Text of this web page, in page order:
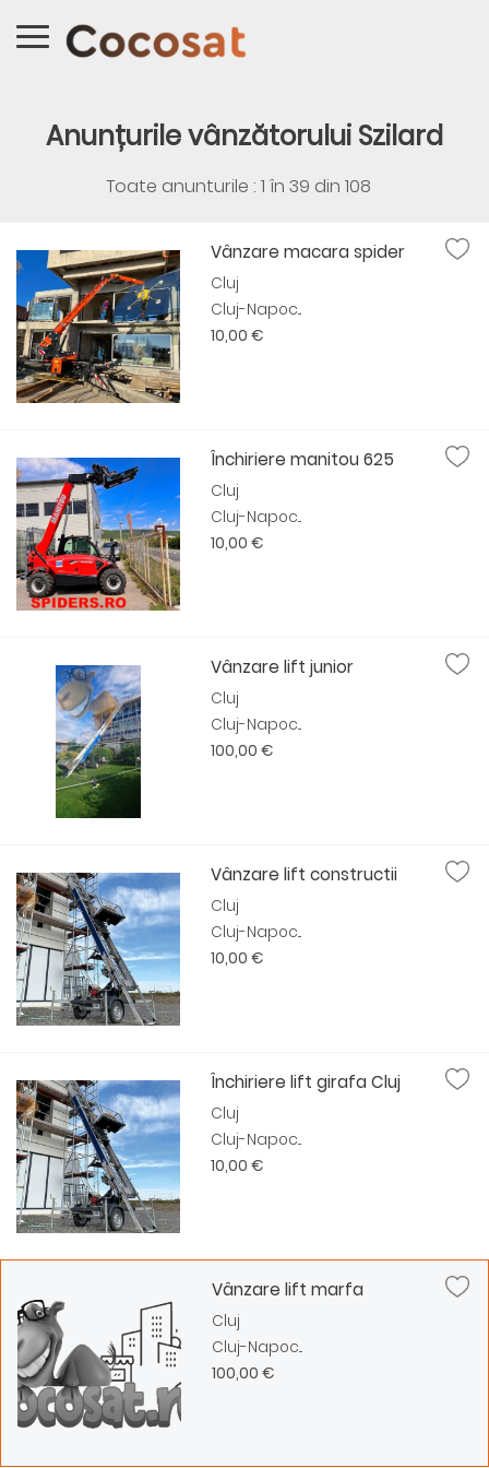
Anunțurile vânzătorului Szilard
Toate anunturile : 1 în39 din108
Vânzare macara spider
Cluj
Cluj-Napoc...
10,00 €
Închiriere manitou 625
Cluj
Cluj-Napoc...
10,00 €
Vânzare lift junior
Cluj
Cluj-Napoc...
100,00 €
Vânzare lift constructii
Cluj
Cluj-Napoc...
10,00 €
Închiriere lift girafa Cluj
Cluj
Cluj-Napoc...
10,00 €
Vânzare lift marfa
Cluj
Cluj-Napoc...
100,00 €